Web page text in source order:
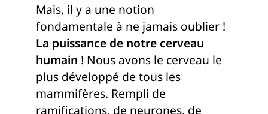
Mais, il y a une notion
fondamentale à ne jamais oublier !
La puissance de notre cerveau
humain ! Nous avons le cerveau le
plus développé de tous les
mammifères. Rempli de
ramifications, de neurones, de